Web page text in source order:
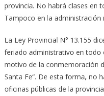
provincia. No habrá clases en
Tampoco en la administración
La Ley Provincial N° 13.155
feriado administrativo en todo
motivo de la conmemoración
Santa Fe”. De esta forma, no
oficinas públicas de la